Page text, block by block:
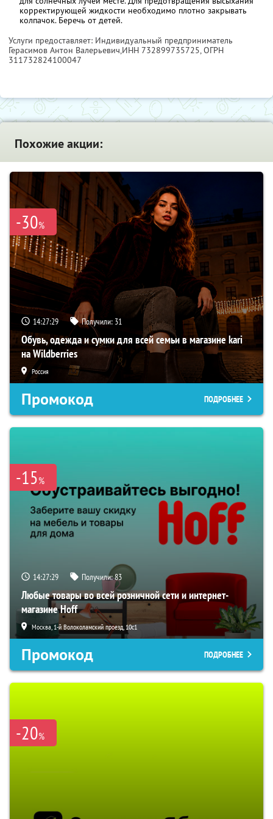
корректирующей жидкости необходимо плотно закрывать
колпачок. Беречь от детей.
Услуги предоставляет: Индивидуальный предприниматель
Герасимов Антон Валерьевич,ИНН 732899735725, ОГРН
311732824100047
Похожие акции:
-30%
14:27:28 Получили: 31
Обувь, одежда и сумки для всей семьи в магазине kari
на Wildberries
Россия
Промокод ПОДРОБНЕЕ
-15%
14:27:28 Получили:83
Любые товары во всей розничной сети и интернет-
магазине Hoff
Москва, 1-й Волоколамский проезд, 10с1
Промокод ПОДРОБНЕЕ
-20%